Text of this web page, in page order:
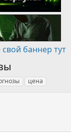
баннер тут
цена